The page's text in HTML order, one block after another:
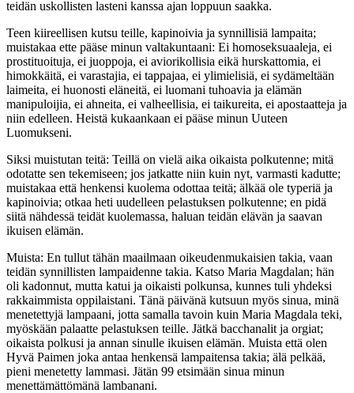
teidän uskollisten lasteni kanssa ajan loppuun saakka.
Teen kiireellisen kutsu teille, kapinoivia ja synnillisiä lampaita;
muistakaa ette pääse minun valtakuntaani: Ei homoseksuaaleja, ei
prostituoituja, ei juoppoja, ei aviorikollisia eikä hurskattomia, ei
himokkäitä, ei varastajia, ei tappajaa, ei ylimielisiä, ei sydämeltään
laimeita, ei huonosti eläneitä, ei luomani tuhoavia ja elämän
manipuloijia, ei ahneita, ei valheellisia, ei taikureita, ei apostaatteja ja
niin edelleen. Heistä kukaankaan ei pääse minun Uuteen
Luomukseni.
Siksi muistutan teitä: Teillä on vielä aika oikaista polkutenne; mitä
odotatte sen tekemiseen; jos jatkatte niin kuin nyt, varmasti kadutte;
muistakaa että henkensi kuolema odottaa teitä; älkää ole typeriä ja
kapinoivia; otkaa heti uudelleen pelastuksen polkutenne; en pidä
siitä nähdessä teidät kuolemassa, haluan teidän elävän ja saavan
ikuisen elämän.
Muista: En tullut tähän maailmaan oikeudenmukaisien takia, vaan
teidän synnillisten lampaidenne takia. Katso Maria Magdalan; hän
oli kadonnut, mutta katui ja oikaisti polkunsa, kunnes tuli yhdeksi
rakkaimmista oppilaistani. Tänä päivänä kutsuun myös sinua, minä
menetettyjä lampaani, jotta samalla tavoin kuin Maria Magdala teki,
myöskään palaatte pelastuksen teille. Jätkä bacchanalit ja orgiat;
oikaista polkusi ja annan sinulle ikuisen elämän. Muista että olen
Hyvä Paimen joka antaa henkensä lampaitensa takia; älä pelkää,
pieni menetetty lammasi. Jätän 99 etsimään sinua minun
menettämättömänä lambanani.